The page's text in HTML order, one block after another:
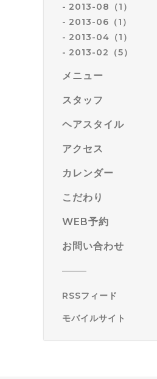
2013-08（1）
2013-06（1）
2013-04（1）
2013-02（5）
メニュー
スタッフ
ヘアスタイル
アクセス
カレンダー
こだわり
WEB予約
お問い合わせ
RSSフィード
モバイルサイト